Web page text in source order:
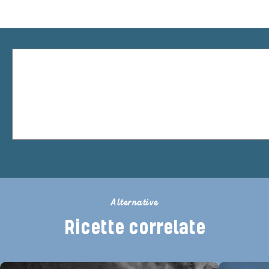
Alternative
Ricette correlate